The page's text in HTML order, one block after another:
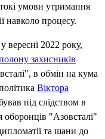
умови утримання
навколо процесу.
вересні 2022 року,
захисників
в обмін на кума
Віктора
під слідством в
оборонців "Азовсталі"
та шани до